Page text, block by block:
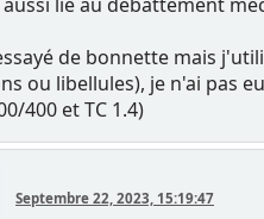
de bonnette mais
ou libellules), je n'ai pas
400 et TC 1.4)
Septembre 22, 2023, 15:19:47